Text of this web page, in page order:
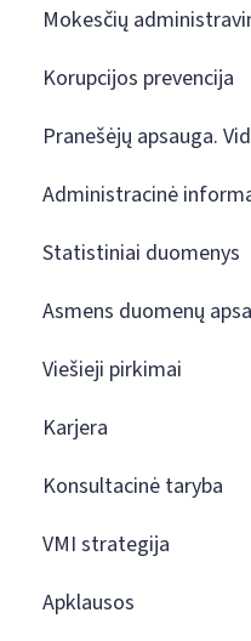
Mokesčių
Korupcijos prevencija
Pranešėjų apsauga.
Administracinė
Statistiniai duomenys
Asmens duomenų
Viešieji pirkimai
Karjera
Konsultacinė taryba
VMI strategija
Apklausos